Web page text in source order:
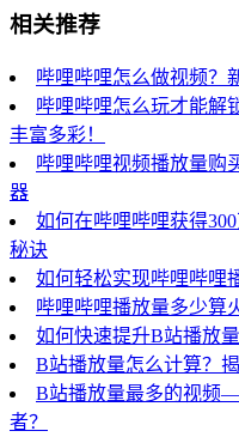
相关推荐
哔哩哔哩怎么做视频？
哔哩哔哩怎么玩才能解
丰富多彩！
哔哩哔哩视频播放量购
器
如何在哔哩哔哩获得
秘诀
如何轻松实现哔哩哔哩
哔哩哔哩播放量多少算
如何快速提升B站播放
B站播放量怎么计算？
B站播放量最多的视频
者？